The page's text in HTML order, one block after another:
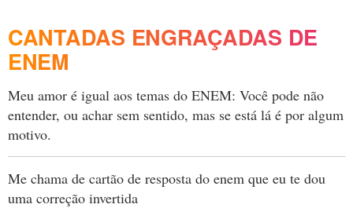
CANTADAS ENGRAÇADAS DE
ENEM
Meu amor é igual aos temas do ENEM: Você pode não
entender, ou achar sem sentido, mas se está lá é por algum
motivo.
Me chama de cartão de resposta do enem que eu te dou
uma correção invertida